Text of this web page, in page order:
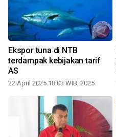
Ekspor tuna di NTB
terdampak kebijakan tarif
AS
22 April 2025 18:03 WIB, 2025